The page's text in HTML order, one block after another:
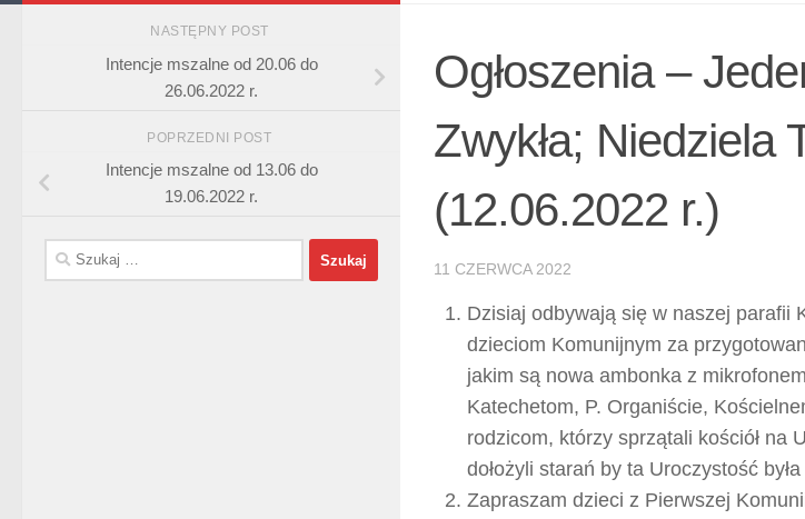
Ogłoszenia –
Zwykła; Niedziela
(12.06.2022 r.)
11 CZERWCA 2022
Dzisiaj odbywają się w naszej parafii
dzieciom Komunijnym za
jakim są nowa ambonka z
Katechetom, P. Organiście,
rodzicom, którzy sprzątali kościół na
dołożyli starań by ta Uroczystość
Zapraszam dzieci z Pierwszej
NASTĘPNY POST
Intencje mszalne od 20.06 do
26.06.2022 r.
POPRZEDNI POST
Intencje mszalne od 13.06 do
19.06.2022 r.
Szukaj: